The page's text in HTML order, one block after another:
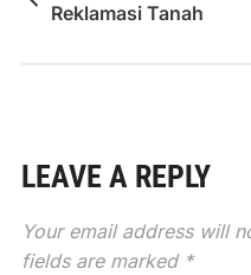
Reklamasi Tanah
LEAVE A REPLY
Your email address will
fields are marked *